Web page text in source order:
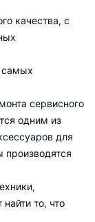
качества, с
самых
сервисного
одним из
для
производятся
то, что